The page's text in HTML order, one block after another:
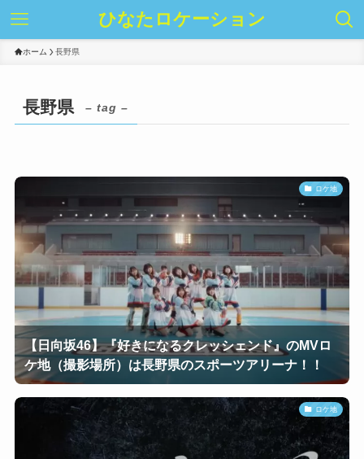
ひなたロケーション
ホーム 長野県
長野県 – tag –
ロケ地
【日向坂46】『好きになるクレッシェンド』のMVロ
ケ地（撮影場所）は長野県のスポーツアリーナ！！
ロケ地